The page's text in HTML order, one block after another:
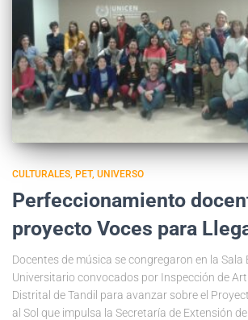
CULTURALES PET UNIVERSO
Perfeccionamiento
proyecto Voces para
Docentes de música se congregaron en la Sala
Universitario convocados por Inspección de
Distrital de Tandil para avanzar sobre el
al Sol que impulsa la Secretaría de Extensión